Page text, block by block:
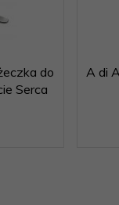
do
Serca
A di